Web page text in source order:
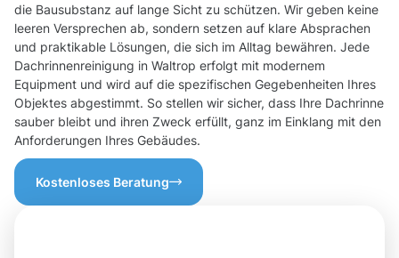
die Bausubstanz auf lange Sicht zu schützen. Wir geben keine
leeren Versprechen ab, sondern setzen auf klare Absprachen
und praktikable Lösungen, die sich im Alltag bewähren. Jede
Dachrinnenreinigung in Waltrop erfolgt mit modernem
Equipment und wird auf die spezifischen Gegebenheiten Ihres
Objektes abgestimmt. So stellen wir sicher, dass Ihre Dachrinne
sauber bleibt und ihren Zweck erfüllt, ganz im Einklang mit den
Anforderungen Ihres Gebäudes.
Kostenloses Beratung